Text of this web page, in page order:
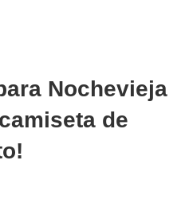
Nochevieja
de